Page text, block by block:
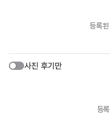
등록
사진 후기만
등